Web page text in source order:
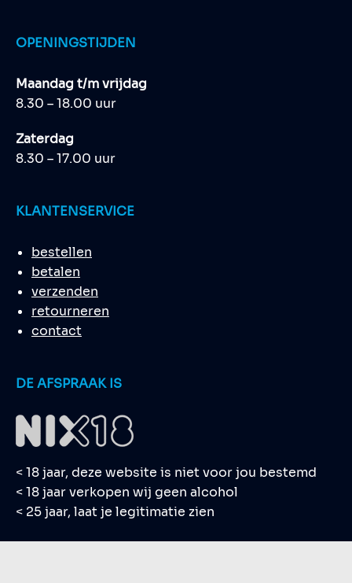
OPENINGSTIJDEN
Maandag t/m vrijdag
8.30 – 18.00 uur
Zaterdag
8.30 – 17.00 uur
KLANTENSERVICE
bestellen
betalen
verzenden
retourneren
contact
DE AFSPRAAK IS
< 18 jaar, deze website is niet voor jou bestemd
< 18 jaar verkopen wij geen alcohol
< 25 jaar, laat je legitimatie zien